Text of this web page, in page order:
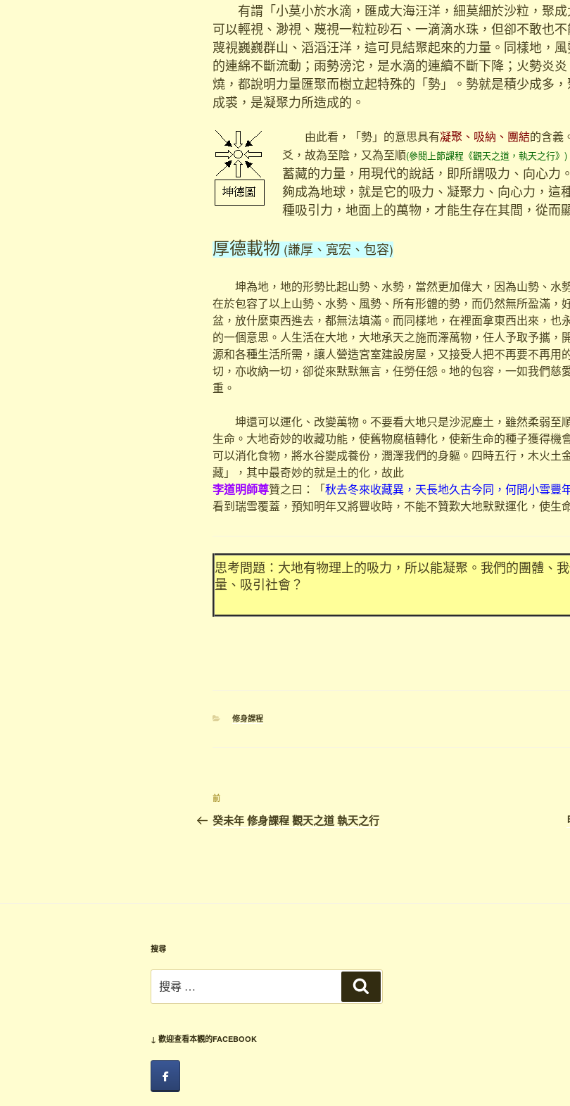
有謂「小莫小於水滴，匯成大海汪洋，細莫細於沙粒，聚成
可以輕視、渺視、蔑視一粒粒砂石、一滴滴水珠，但卻不敢也不
蔑視巍巍群山、滔滔汪洋，這可見結聚起來的力量。同樣地，
的連綿不斷流動；雨勢滂沱，是水滴的連續不斷下降；火勢炎
燒，都說明力量匯聚而樹立起特殊的「勢」。勢就是積少成多
成裘，是凝聚力所造成的。
由此看，「勢」的意思具有凝聚、吸納、團結的含義
爻，故為至陰，又為至順(參閱上節課程《觀天之道，執天之行》)
蓄藏的力量，用現代的說話，即所謂吸力、向心力
夠成為地球，就是它的吸力、凝聚力、向心力，這
種吸引力，地面上的萬物，才能生存在其間，從而
厚德載物 (謙厚、寬宏、包容)
坤為地，地的形勢比起山勢、水勢，當然更加偉大，因為山勢、水
在於包容了以上山勢、水勢、風勢、所有形體的勢，而仍然無所盈滿，
盆，放什麼東西進去，都無法填滿。而同樣地，在裡面拿東西出來，也
的一個意思。人生活在大地，大地承天之施而澤萬物，任人予取予攜，
源和各種生活所需，讓人營造宮室建設房屋，又接受人把不再要不再用
切，亦收納一切，卻從來默默無言，任勞任怨。地的包容，一如我們慈
重。
坤還可以運化、改變萬物。不要看大地只是沙泥塵土，雖然柔弱至
生命。大地奇妙的收藏功能，使舊物腐植轉化，使新生命的種子獲得機
可以消化食物，將水谷變成養份，潤澤我們的身軀。四時五行，木火土
藏」，其中最奇妙的就是土的化，故此
李道明師尊贊之曰：「秋去冬來收藏異，天長地久古今同，何問小雪豐
看到瑞雪覆蓋，預知明年又將豐收時，不能不贊歎大地默默運化，使生
思考問題：大地有物理上的吸力，所以能凝聚。我們的團體、
量、吸引社會？
分
修身課程
文
章
上
一
前
癸未年 修身課程 觀天之道 執天之行
搜尋
尋：
尋
↓ 歡迎查看本觀的FACEBOOK